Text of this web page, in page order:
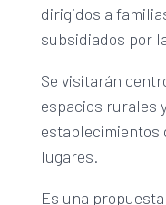
dirigidos a
subsidiados por
Se visitarán
espacios rurales
establecimientos
lugares.
Es una